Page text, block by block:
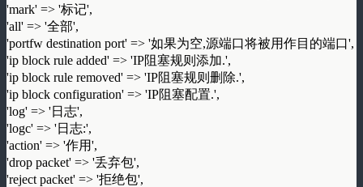
'mark' => '标记',
'all' => '全部',
'portfw destination port' => '如果为空,源端口将被用作目的端口',
'ip block rule added' => 'IP阻塞规则添加.',
'ip block rule removed' => 'IP阻塞规则删除.',
'ip block configuration' => 'IP阻塞配置.',
'log' => '日志',
'logc' => '日志:',
'action' => '作用',
'drop packet' => '丢弃包',
'reject packet' => '拒绝包',